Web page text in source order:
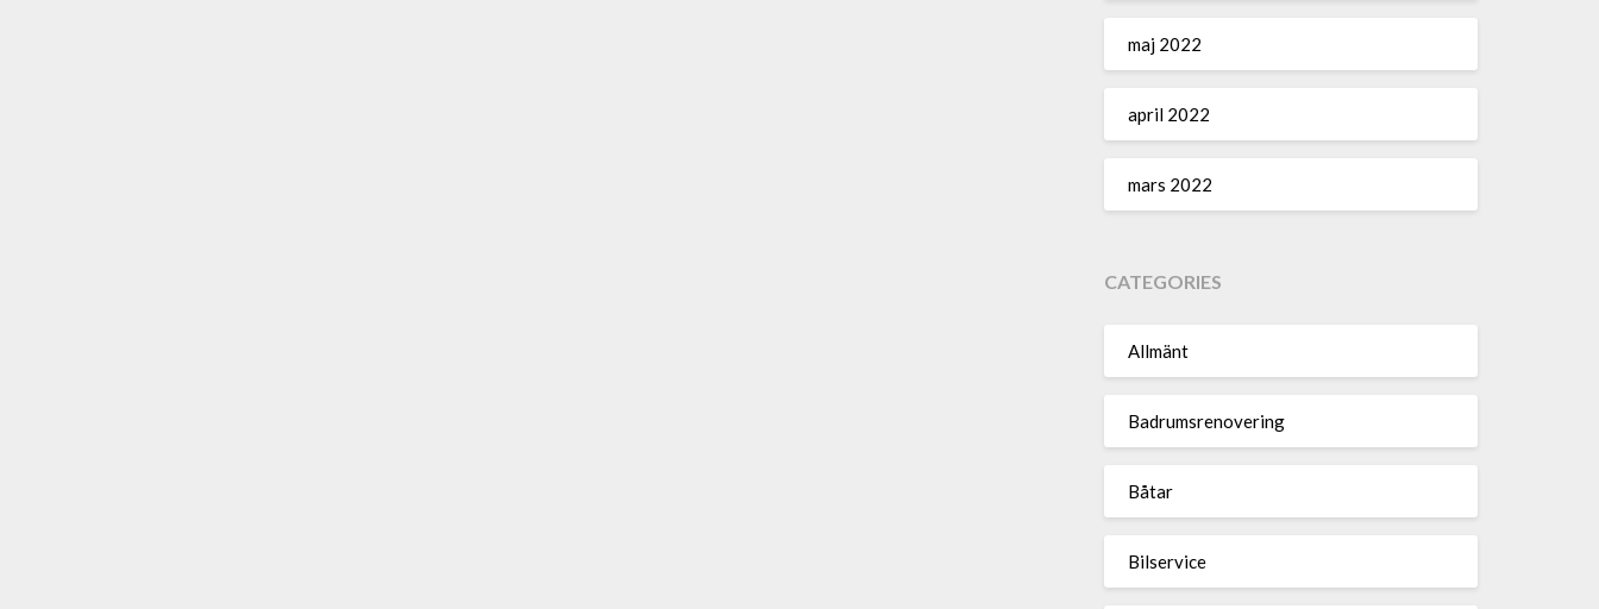
maj 2022
april 2022
mars 2022
CATEGORIES
Allmänt
Badrumsrenovering
Båtar
Bilservice